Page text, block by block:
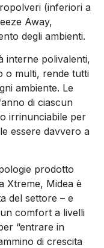
(inferiori a
Away,
degli ambienti.
interne polivalenti,
o multi, rende tutti
ambiente. Le
di ciascun
irrinunciabile per
essere davvero a
prodotto
Xtreme, Midea è
del settore – e
comfort a livelli
“entrare in
di crescita